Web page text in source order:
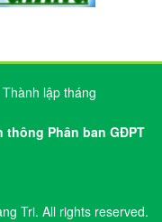
lập tháng
thông Phân ban GĐPT
Tri. All rights reserved.